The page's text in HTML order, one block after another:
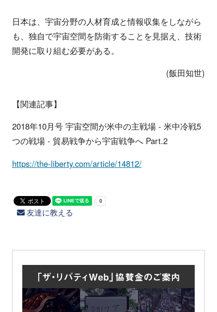
日本は、宇宙分野の人材育成と情報収集をしながら
も、独自で宇宙空間を防衛することを見据え、技術
開発に取り組む必要がある。
(飯田知世)
【関連記事】
2018年10月号 宇宙空間が米中の主戦場 - 米中冷戦5
つの戦場 - 貿易戦争から宇宙戦争へ Part.2
https://the-liberty.com/article/14812/
友達に教える